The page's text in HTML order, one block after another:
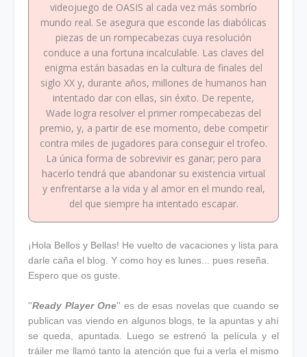
videojuego de OASIS al cada vez más sombrío
mundo real. Se asegura que esconde las diabólicas
piezas de un rompecabezas cuya resolución
conduce a una fortuna incalculable. Las claves del
enigma están basadas en la cultura de finales del
siglo XX y, durante años, millones de humanos han
intentado dar con ellas, sin éxito. De repente,
Wade logra resolver el primer rompecabezas del
premio, y, a partir de ese momento, debe competir
contra miles de jugadores para conseguir el trofeo.
La única forma de sobrevivir es ganar; pero para
hacerlo tendrá que abandonar su existencia virtual
y enfrentarse a la vida y al amor en el mundo real,
del que siempre ha intentado escapar.
¡Hola Bellos y Bellas! He vuelto de vacaciones y lista para
darle caña el blog. Y como hoy es lunes... pues reseña.
Espero que os guste.
''Ready Player One'' es de esas novelas que cuando se
publican vas viendo en algunos blogs, te la apuntas y ahí
se queda, apuntada. Luego se estrenó la película y el
tráiler me llamó tanto la atención que fui a verla el mismo